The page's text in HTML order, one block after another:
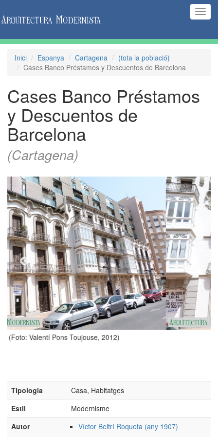
Inici Espanya Cartagena
(tota la població)
Cases Banco Préstamos y Descuentos de Barcelona
Cases Banco Préstamos
y Descuentos de
Barcelona
(Cartagena)
(Foto: Valentí Pons Toujouse, 2012)
Tipologia
Casa, Habitatges
Estil
Modernisme
Autor
Víctor Beltrí Roqueta (any 1907)